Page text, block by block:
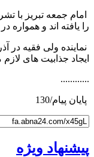
امام جمعه تبریز با
را یافته اند و
نماینده ولی فقیه در
ایجاد جذابیت های
............
پایان پیام/130
پیشنهاد ویژه